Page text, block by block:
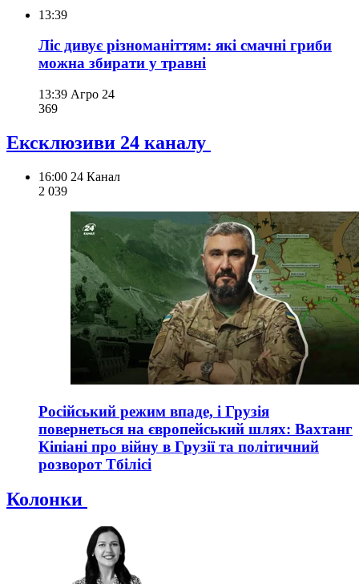
13:39
Ліс дивує різноманіттям: які смачні гриби
можна збирати у травні
13:39 Агро 24
369
Ексклюзиви 24 каналу
16:00 24 Канал
2 039
Російський режим впаде, і Грузія
повернеться на європейський шлях: Вахтанг
Кіпіані про війну в Грузії та політичний
розворот Тбілісі
Колонки